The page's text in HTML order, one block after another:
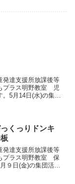
発達支援所放課後等
プラス明野教室 児
5月14日(水)の集団
くっりドンキ
発達支援所放課後等
プラス明野教室 保
９日(金)の集団活動